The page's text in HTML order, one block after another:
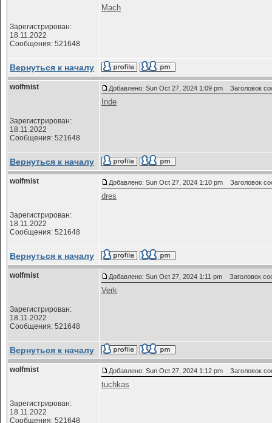
Зарегистрирован:
18.11.2022
Сообщения: 521648
Mach
Вернуться к началу
wolfmist
Зарегистрирован:
18.11.2022
Сообщения: 521648
Добавлено: Sun Oct 27, 2024 1:09 pm Заголовок
Inde
Вернуться к началу
wolfmist
Зарегистрирован:
18.11.2022
Сообщения: 521648
Добавлено: Sun Oct 27, 2024 1:10 pm Заголовок
dres
Вернуться к началу
wolfmist
Зарегистрирован:
18.11.2022
Сообщения: 521648
Добавлено: Sun Oct 27, 2024 1:11 pm Заголовок
Verk
Вернуться к началу
wolfmist
Зарегистрирован:
18.11.2022
Сообщения: 521648
Добавлено: Sun Oct 27, 2024 1:12 pm Заголовок
tuchkas